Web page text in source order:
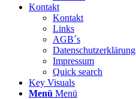
Kontakt
Kontakt
Links
AGB´s
Datenschutzerklärung
Impressum
Quick search
Key Visuals
Menü Menü